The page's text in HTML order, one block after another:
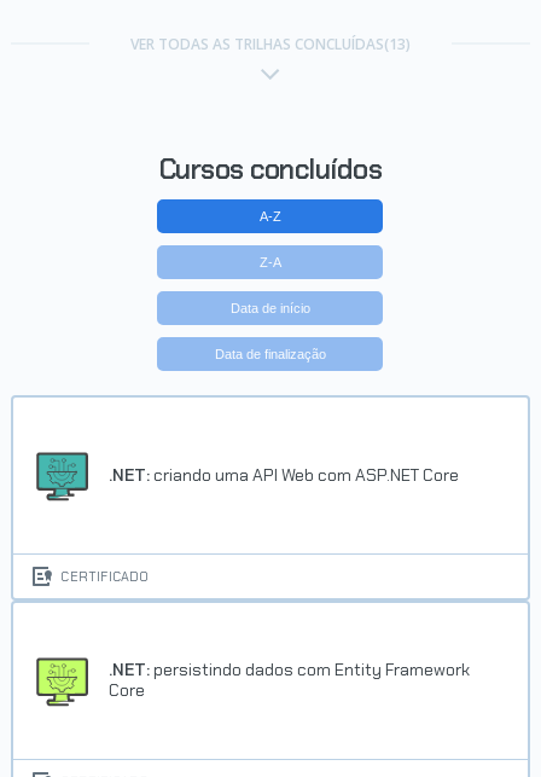
Computing
Trilha Começando em DevOps
em programação
VER TODAS AS TRILHAS CONCLUÍDAS(13)
Cursos concluídos
A-Z
Z-A
Data de início
Data de finalização
.NET: criando uma API Web com ASP.NET Core
CERTIFICADO
.NET: persistindo dados com Entity Framework
Core